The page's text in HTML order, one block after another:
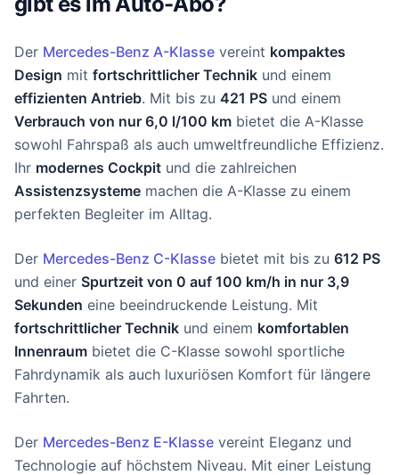
Der Mercedes-Benz A-Klasse vereint kompaktes
Design mit fortschrittlicher Technik und einem
effizienten Antrieb. Mit bis zu 421 PS und einem
Verbrauch von nur 6,0 l/100 km bietet die A-Klasse
sowohl Fahrspaß als auch umweltfreundliche Effizienz.
Ihr modernes Cockpit und die zahlreichen
Assistenzsysteme machen die A-Klasse zu einem
perfekten Begleiter im Alltag.
Der Mercedes-Benz C-Klasse bietet mit bis zu 612 PS
und einer Spurtzeit von 0 auf 100 km/h in nur 3,9
Sekunden eine beeindruckende Leistung. Mit
fortschrittlicher Technik und einem komfortablen
Innenraum bietet die C-Klasse sowohl sportliche
Fahrdynamik als auch luxuriösen Komfort für längere
Fahrten.
Der Mercedes-Benz E-Klasse vereint Eleganz und
Technologie auf höchstem Niveau. Mit einer Leistung